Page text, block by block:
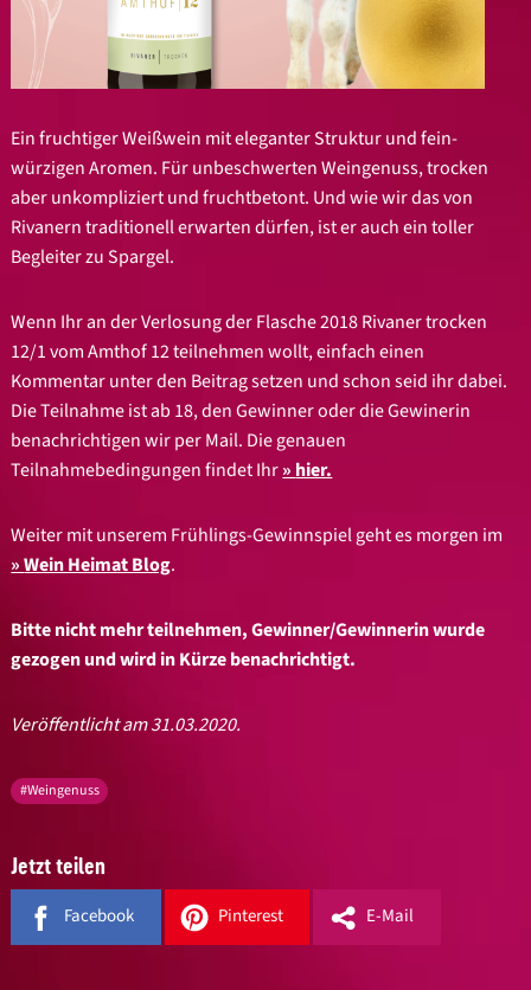
Ein fruchtiger Weißwein mit eleganter Struktur und fein-
würzigen Aromen. Für unbeschwerten Weingenuss, trocken
aber unkompliziert und fruchtbetont. Und wie wir das von
Rivanern traditionell erwarten dürfen, ist er auch ein toller
Begleiter zu Spargel.
Wenn Ihr an der Verlosung der Flasche 2018 Rivaner trocken
12/1 vom Amthof 12 teilnehmen wollt, einfach einen
Kommentar unter den Beitrag setzen und schon seid ihr dabei.
Die Teilnahme ist ab 18, den Gewinner oder die Gewinerin
benachrichtigen wir per Mail. Die genauen
Teilnahmebedingungen findet Ihr
hier.
Weiter mit unserem Frühlings-Gewinnspiel geht es morgen im
Wein Heimat Blog.
Bitte nicht mehr teilnehmen, Gewinner/Gewinnerin wurde
gezogen und wird in Kürze benachrichtigt.
Veröffentlicht am 31.03.2020.
#Weingenuss
Jetzt teilen
Facebook Pinterest E-Mail